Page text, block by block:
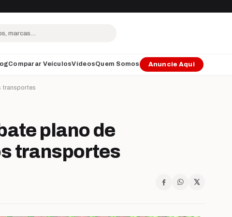
Comparar VeículosVídeosQuem Somos Anuncie Aqui
transportes
plano de
transportes